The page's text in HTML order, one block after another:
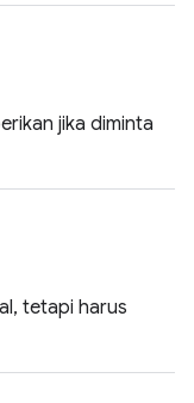
jika diminta
tetapi harus